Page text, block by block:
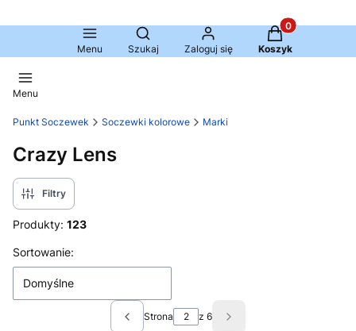
Menu
Otwórz wyszukiwarkę
Szukaj Zaloguj się
Produkty w
Koszyk
Menu
Punkt Soczewek Soczewki kolorowe Marki
Crazy Lens
Filtry
Produkty: 123
Lista produktów
Sortowanie:
Domyślne
Poprzednie produkty
Strona z 6 Następne produkty